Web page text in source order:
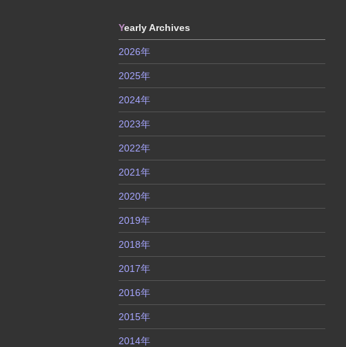
Yearly Archives
2026年
2025年
2024年
2023年
2022年
2021年
2020年
2019年
2018年
2017年
2016年
2015年
2014年